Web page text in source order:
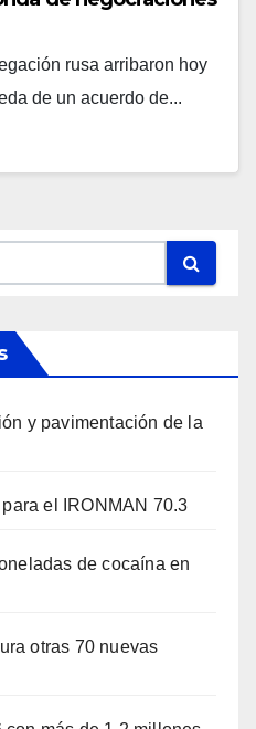
rusa arribaron hoy
de un acuerdo de...
y pavimentación de la
el IRONMAN 70.3
de cocaína en
otras 70 nuevas